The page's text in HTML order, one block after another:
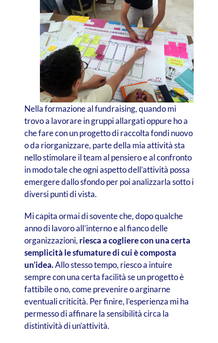
Nella formazione al fundraising, quando mi
trovo a lavorare in gruppi allargati oppure ho a
che fare con un progetto di raccolta fondi nuovo
o da riorganizzare, parte della mia attività sta
nello stimolare il team al pensiero e al confronto
in modo tale che ogni aspetto dell’attività possa
emergere dallo sfondo per poi analizzarla sotto i
diversi punti di vista.
Mi capita ormai di sovente che, dopo qualche
anno di lavoro all’interno e al fianco delle
organizzazioni, riesca a cogliere con una certa
semplicità le sfumature di cui è composta
un’idea.Allo stesso tempo, riesco a intuire
sempre con una certa facilità se un progetto è
fattibile o no, come prevenire o arginarne
eventuali criticità. Per finire, l’esperienza mi ha
permesso di affinare la sensibilità circa la
distintività di un’attività.